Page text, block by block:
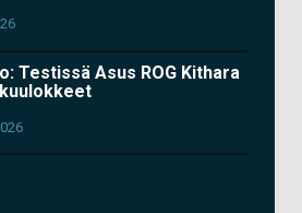
Testissä Asus ROG Kithara